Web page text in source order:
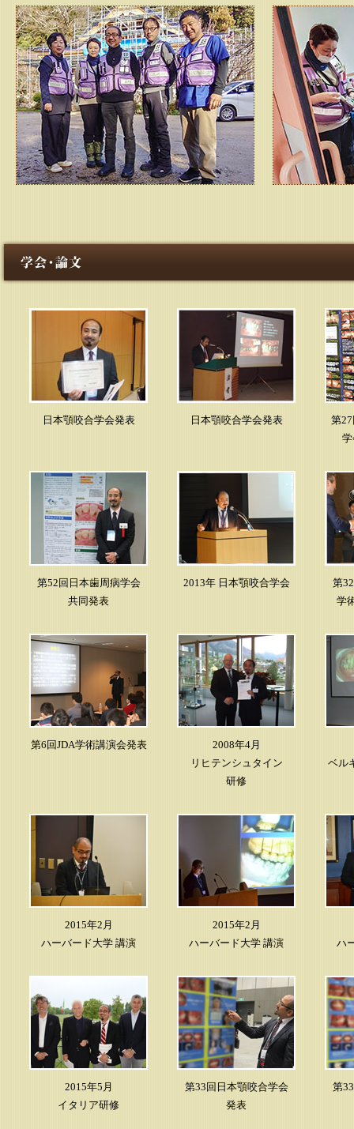
日本顎咬合学会発表 日本顎咬合学会発表
第
第52回日本歯周病学会
共同発表
2013年 日本顎咬合学会
第
学
第6回JDA学術講演会発表
2008年4月
リヒテンシュタイン
研修
ベル
2015年2月
ハーバード大学 講演
2015年2月
ハーバード大学 講演
ハ
2015年5月
イタリア研修
第33回日本顎咬合学会
発表
第